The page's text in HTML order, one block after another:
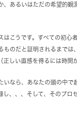
、あるいはただの希望的観
はこうです。すべての初心
ものだと証明されるまでは
正しい直感を得るには時間
いなら、あなたの頭の中で
し、、、そして、そのプロ